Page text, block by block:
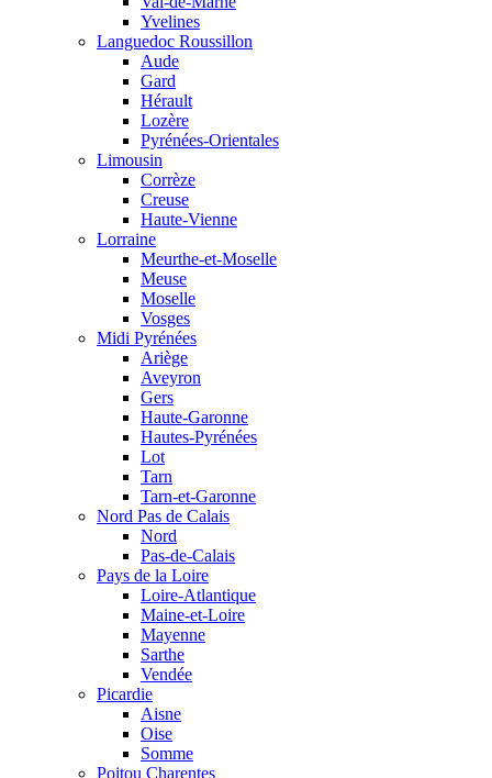
Yvelines
Languedoc Roussillon
Aude
Gard
Hérault
Lozère
Pyrénées-Orientales
Limousin
Corrèze
Creuse
Haute-Vienne
Lorraine
Meurthe-et-Moselle
Meuse
Moselle
Vosges
Midi Pyrénées
Ariège
Aveyron
Gers
Haute-Garonne
Hautes-Pyrénées
Lot
Tarn
Tarn-et-Garonne
Nord Pas de Calais
Nord
Pas-de-Calais
Pays de la Loire
Loire-Atlantique
Maine-et-Loire
Mayenne
Sarthe
Vendée
Picardie
Aisne
Oise
Somme
Poitou Charentes